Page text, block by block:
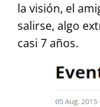
la visión, el
salirse, algo
casi 7 años.